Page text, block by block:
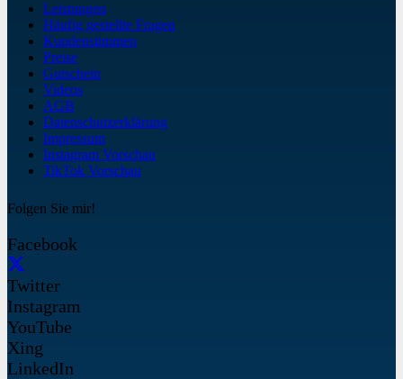
Leistungen
Häufig gestellte Fragen
Kundenstimmen
Preise
Gutschein
Videos
AGB
Datenschutzerklärung
Impressum
Instagram Vorschau
TikTok Vorschau
Folgen Sie mir!
Facebook
Twitter
Instagram
YouTube
Xing
LinkedIn